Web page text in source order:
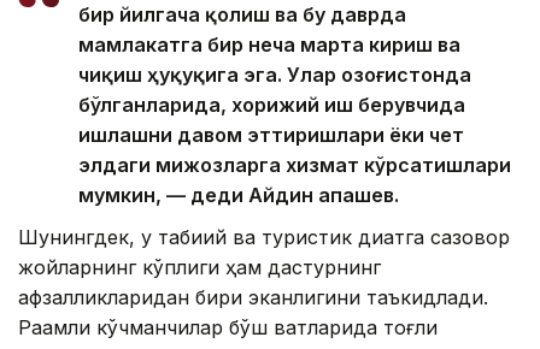
бир йилгача қолиш ва бу даврда
мамлакатга бир неча марта кириш ва
чиқиш ҳуқуқига эга. Улар Қозоғистонда
бўлганларида, хорижий иш берувчида
ишлашни давом эттиришлари ёки чет
элдаги мижозларга хизмат кўрсатишлари
мумкин, — деди Айдин Қапашев.
Шунингдек, у табиий ва туристик диққатга сазовор
жойларнинг кўплиги ҳам дастурнинг
афзалликларидан бири эканлигини таъкидлади.
Рақамли кўчманчилар бўш вақтларида тоғли